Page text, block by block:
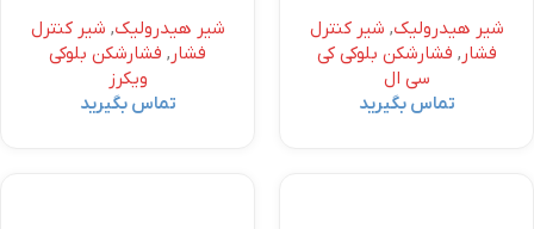
شیر هیدرولیک, شیر کنترل
فشار , فشارشکن بلوکی کی
سی ال
تماس بگیرید
شیر هیدرولیک, شیر کنترل
فشار , فشارشکن بلوکی
ویکرز
تماس بگیرید